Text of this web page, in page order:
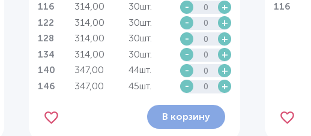
116 314,00 30шт. - +
122 314,00 30шт. - +
128 314,00 30шт. - +
134 314,00 30шт. - +
140 347,00 44шт. - +
146 347,00 45шт. - +
В корзину
116